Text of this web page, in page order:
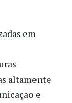
em
altamente
e